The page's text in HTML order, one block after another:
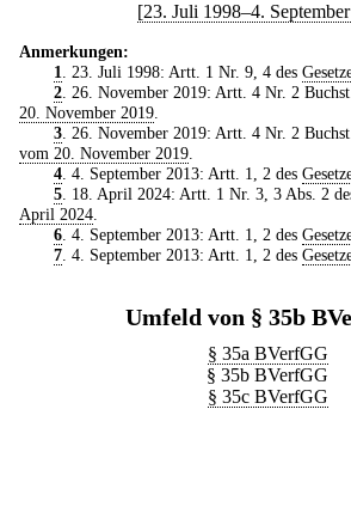
[23. Juli 1998–4.
Anmerkungen:
1. 23. Juli 1998: Artt. 1 Nr. 9, 4 des
2. 26. November 2019: Artt. 4 Nr. 2
20. November 2019.
3. 26. November 2019: Artt. 4 Nr. 2
vom 20. November 2019.
4. 4. September 2013: Artt. 1, 2 des
5. 18. April 2024: Artt. 1 Nr. 3, 3 Abs. 2
April 2024.
6. 4. September 2013: Artt. 1, 2 des
7. 4. September 2013: Artt. 1, 2 des
Umfeld von § 35b
§ 35a BVerfGG
§ 35b BVerfGG
§ 35c BVerfGG